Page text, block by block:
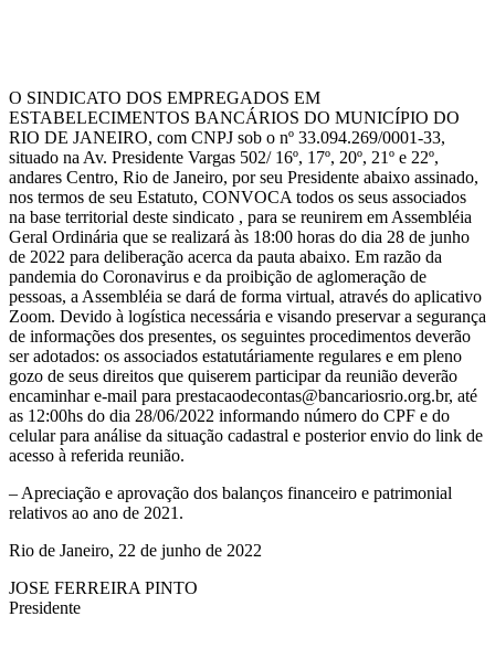
O SINDICATO DOS EMPREGADOS EM
ESTABELECIMENTOS BANCÁRIOS DO MUNICÍPIO DO
RIO DE JANEIRO, com CNPJ sob o nº 33.094.269/0001-33,
situado na Av. Presidente Vargas 502/ 16º, 17º, 20º, 21º e 22º,
andares Centro, Rio de Janeiro, por seu Presidente abaixo assinado,
nos termos de seu Estatuto, CONVOCA todos os seus associados
na base territorial deste sindicato , para se reunirem em Assembléia
Geral Ordinária que se realizará às 18:00 horas do dia 28 de junho
de 2022 para deliberação acerca da pauta abaixo. Em razão da
pandemia do Coronavirus e da proibição de aglomeração de
pessoas, a Assembléia se dará de forma virtual, através do aplicativo
Zoom. Devido à logística necessária e visando preservar a segurança
de informações dos presentes, os seguintes procedimentos deverão
ser adotados: os associados estatutáriamente regulares e em pleno
gozo de seus direitos que quiserem participar da reunião deverão
encaminhar e-mail para prestacaodecontas@bancariosrio.org.br, até
as 12:00hs do dia 28/06/2022 informando número do CPF e do
celular para análise da situação cadastral e posterior envio do link de
acesso à referida reunião.
– Apreciação e aprovação dos balanços financeiro e patrimonial
relativos ao ano de 2021.
Rio de Janeiro, 22 de junho de 2022
JOSE FERREIRA PINTO
Presidente